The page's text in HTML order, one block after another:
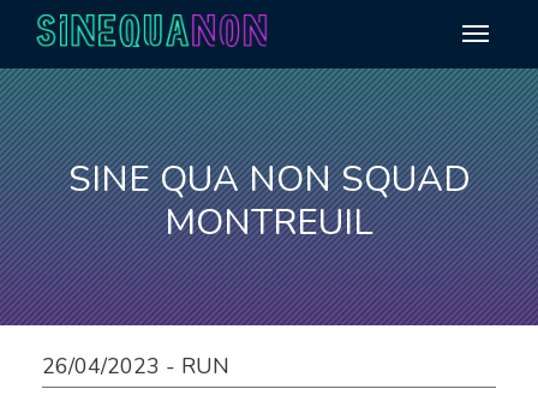
Aller au contenu
SINE QUA NON SQUAD
MONTREUIL
26/04/2023 - RUN